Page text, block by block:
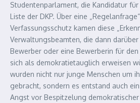
Studentenparlament, die Kandidatur
Liste der DKP. Über eine
Verfassungsschutz kamen diese
Verwaltungsbeamten, die dann
Bewerber oder eine Bewerberin für
sich als demokratietauglich erweisen
wurden nicht nur junge Menschen um
gebracht, sondern es entstand auch
Angst vor Bespitzelung